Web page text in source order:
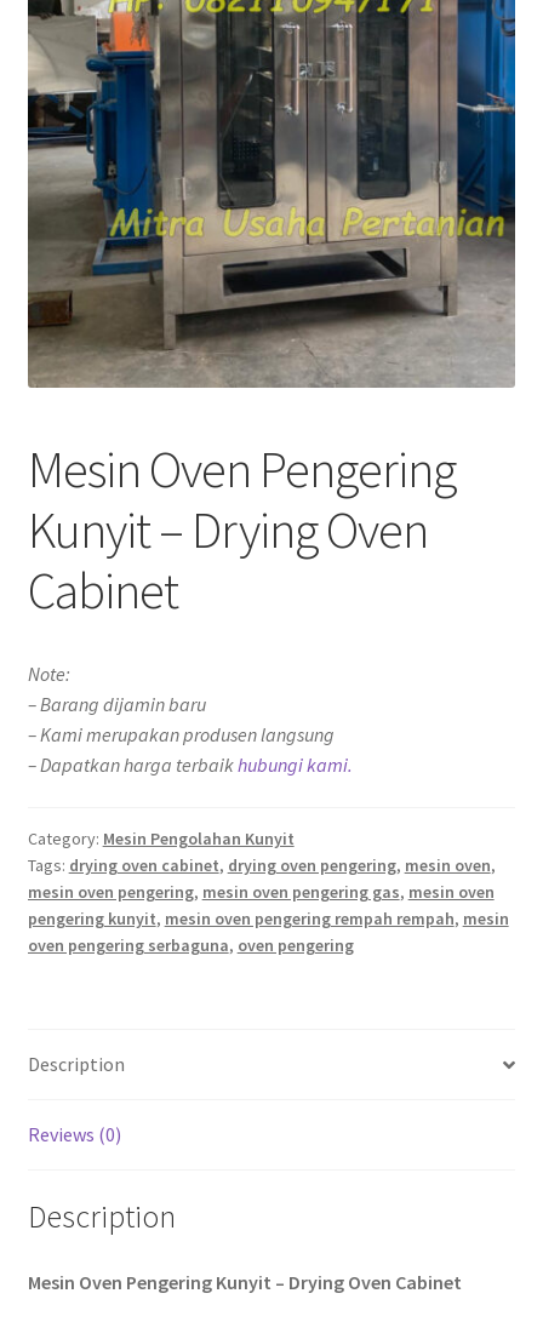
Mesin Oven Pengering
Kunyit – Drying Oven
Cabinet
Note:
– Barang dijamin baru
– Kami merupakan produsen langsung
– Dapatkan harga terbaikhubungi kami.
Category: Mesin Pengolahan Kunyit
Tags: drying oven cabinet, drying oven pengering, mesin oven,
mesin oven pengering, mesin oven pengering gas, mesin oven
pengering kunyit, mesin oven pengering rempah rempah, mesin
oven pengering serbaguna, oven pengering
Description
Reviews (0)
Description
Mesin Oven Pengering Kunyit – Drying Oven Cabinet